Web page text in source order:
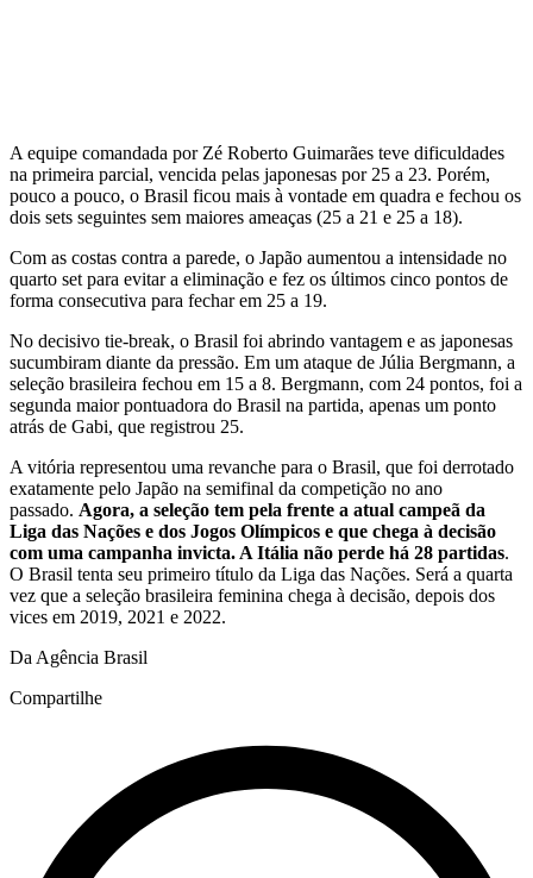
A equipe comandada por Zé Roberto Guimarães teve dificuldades
na primeira parcial, vencida pelas japonesas por 25 a 23. Porém,
pouco a pouco, o Brasil ficou mais à vontade em quadra e fechou os
dois sets seguintes sem maiores ameaças (25 a 21 e 25 a 18).
Com as costas contra a parede, o Japão aumentou a intensidade no
quarto set para evitar a eliminação e fez os últimos cinco pontos de
forma consecutiva para fechar em 25 a 19.
No decisivo tie-break, o Brasil foi abrindo vantagem e as japonesas
sucumbiram diante da pressão. Em um ataque de Júlia Bergmann, a
seleção brasileira fechou em 15 a 8. Bergmann, com 24 pontos, foi a
segunda maior pontuadora do Brasil na partida, apenas um ponto
atrás de Gabi, que registrou 25.
A vitória representou uma revanche para o Brasil, que foi derrotado
exatamente pelo Japão na semifinal da competição no ano
passado. Agora, a seleção tem pela frente a atual campeã da
Liga das Nações e dos Jogos Olímpicos e que chega à decisão
com uma campanha invicta. A Itália não perde há 28 partidas.
O Brasil tenta seu primeiro título da Liga das Nações. Será a quarta
vez que a seleção brasileira feminina chega à decisão, depois dos
vices em 2019, 2021 e 2022.
Da Agência Brasil
Compartilhe